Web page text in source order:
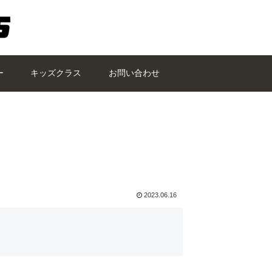
キッズクラス お問い合わせ
2023.06.16